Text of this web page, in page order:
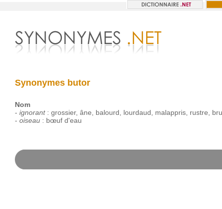
Synonymes butor
Nom
- ignorant: grossier, âne balourd lourdaud malappris, rustre
- oiseau: bœuf d'eau